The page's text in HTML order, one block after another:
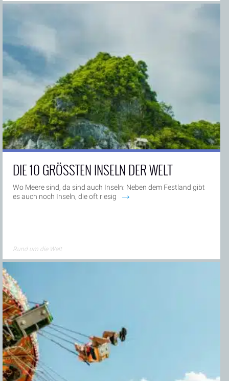
DIE 10 GRÖSSTEN INSELN DER WELT
Wo Meere sind, da sind auch Inseln: Neben dem Festland gibt
es auch noch Inseln, die oft riesig
→
Rund um die Welt